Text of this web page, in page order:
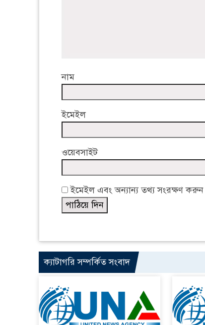
নাম
ইমেইল
ওয়েবসাইট
ইমেইল এবং অন্যান্য তথ্য সংরক্ষণ করুন
ক্যাটাগরি সম্পর্কিত সংবাদ